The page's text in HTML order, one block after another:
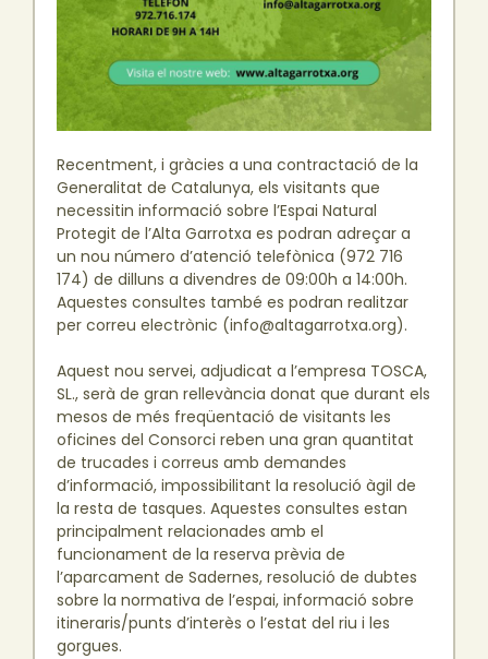
Recentment, i gràcies a una contractació de la
Generalitat de Catalunya, els visitants que
necessitin informació sobre l’Espai Natural
Protegit de l’Alta Garrotxa es podran adreçar a
un nou número d’atenció telefònica (972 716
174) de dilluns a divendres de 09:00h a 14:00h.
Aquestes consultes també es podran realitzar
per correu electrònic (info@altagarrotxa.org).
Aquest nou servei, adjudicat a l’empresa TOSCA,
SL., serà de gran rellevància donat que durant els
mesos de més freqüentació de visitants les
oficines del Consorci reben una gran quantitat
de trucades i correus amb demandes
d’informació, impossibilitant la resolució àgil de
la resta de tasques. Aquestes consultes estan
principalment relacionades amb el
funcionament de la reserva prèvia de
l’aparcament de Sadernes, resolució de dubtes
sobre la normativa de l’espai, informació sobre
itineraris/punts d’interès o l’estat del riu i les
gorgues.